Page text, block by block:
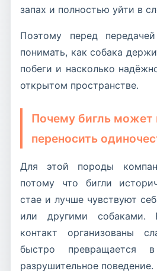
запах и полностью уйти в
Поэтому перед
понимать, как собака
побеги и насколько
открытом пространстве.
Почему бигль может
переносить
Для этой породы
потому что бигли
стае и лучше чувствуют
или другими собаками.
контакт организованы
быстро
разрушительное поведение.